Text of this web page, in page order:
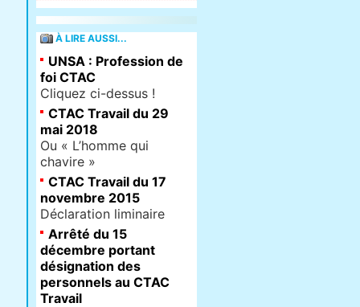
À LIRE AUSSI...
UNSA : Profession de
foi CTAC
Cliquez ci-dessus !
CTAC Travail du 29
mai 2018
Ou « L’homme qui
chavire »
CTAC Travail du 17
novembre 2015
Déclaration liminaire
Arrêté du 15
décembre portant
désignation des
personnels au CTAC
Travail